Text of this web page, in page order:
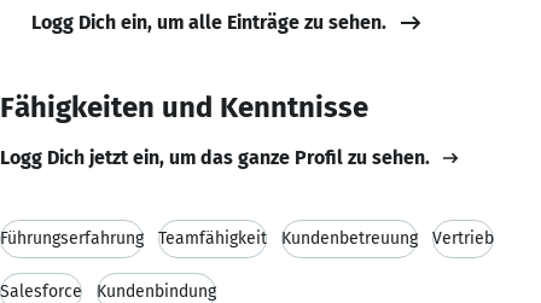
Logg Dich ein, um alle Einträge zu sehen.
Fähigkeiten und Kenntnisse
Logg Dich jetzt ein, um das ganze Profil zu sehen.
Führungserfahrung Teamfähigkeit Kundenbetreuung Vertrieb
Salesforce Kundenbindung